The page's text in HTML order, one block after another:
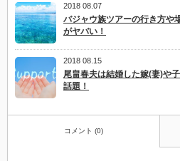
2018 08.07
バジャウ族ツアーの行き方や
がヤバい！
2018 08.15
尾畠春夫は結婚した嫁(妻)や
話題！
コメント (0)